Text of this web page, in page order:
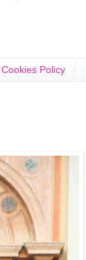
Cookies Policy